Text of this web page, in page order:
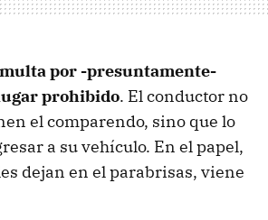
por -presuntamente-
prohibido. El conductor no
el comparendo, sino que lo
a su vehículo. En el papel,
dejan en el parabrisas, viene